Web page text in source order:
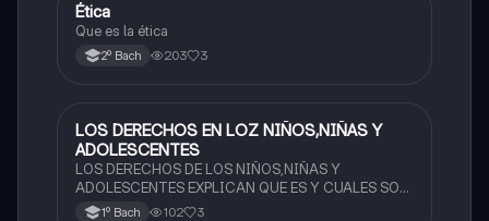
Ética y valores
Ética
Que es la ética
2º Bach 203 3
Ética y valores
LOS DERECHOS EN LOZ NIÑOS,NIÑAS Y
ADOLESCENTES
LOS DERECHOS DE LOS NIÑOS,NIÑAS Y
ADOLESCENTES EXPLICAN QUE ES Y CUALES SON
SUS DERECHOS
1º Bach 102 3